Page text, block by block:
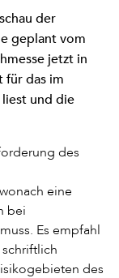
der
geplant vom
jetzt in
für das im
und die
des
eine
bei
Es empfahl
des